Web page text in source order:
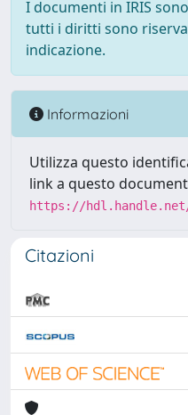
I documenti in IRIS
tutti i diritti sono
indicazione.
Informazioni
Utilizza questo
link a questo
https://hdl.handle.net/
Citazioni